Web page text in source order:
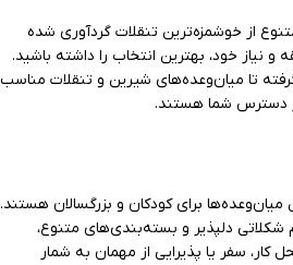
از خوشمزه‌ترین تنقلات گردآوری شده
و نیاز خود، بهترین انتخاب را داشته باشید.
تا میان‌وعده‌های شیرین و تنقلات مناسب
دسترس شما هستند.
برای کودکان و بزرگسالان هستند.
شکلاتی دلپذیر و بسته‌بندی‌های متنوع،
کار، سفر یا پذیرایی از مهمان به شمار